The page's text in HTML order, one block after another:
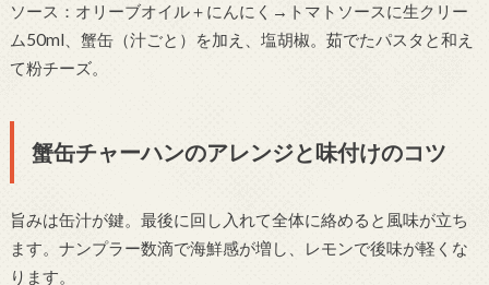
ソース：オリーブオイル＋にんにく→トマトソースに生クリー
ム50ml、蟹缶（汁ごと）を加え、塩胡椒。茹でたパスタと和え
て粉チーズ。
蟹缶チャーハンのアレンジと味付けのコツ
旨みは缶汁が鍵。最後に回し入れて全体に絡めると風味が立ち
ます。ナンプラー数滴で海鮮感が増し、レモンで後味が軽くな
ります。